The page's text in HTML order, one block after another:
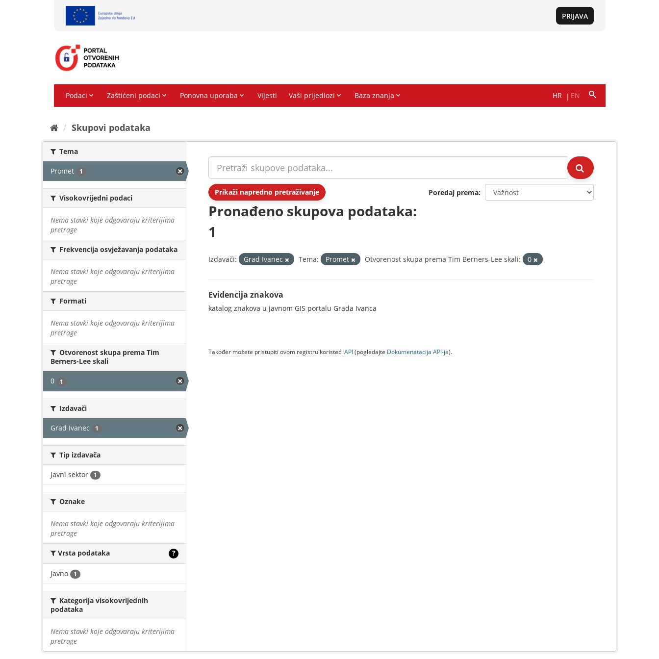
Skupovi podаtаkа
Tema
Promet 1
Visokovrijedni podaci
Nema stavki koje odgovaraju kriterijima
pretrage
Frekvencija osvježavanja podataka
Nema stavki koje odgovaraju kriterijima
pretrage
Formati
Nema stavki koje odgovaraju kriterijima
pretrage
Otvorenost skupa prema Tim
Berners-Lee skali
0 1
Izdavači
Grad Ivanec 1
Tip izdavača
Javni sektor 1
Oznake
Nema stavki koje odgovaraju kriterijima
pretrage
Vrsta podataka ?
Javno 1
Kategorija visokovrijednih
podataka
Nema stavki koje odgovaraju kriterijima
pretrage
Prikaži napredno pretraživanje Poredaj prema
Pronađeno skupova podataka:
1
Izdavači: Grad Ivanec Tema: Promet Otvorenost skupa prema Tim Berners-Lee skali: 0
Evidencija znakova
katalog znakova u javnom GIS portalu Grada Ivanca
Također možete pristupiti ovom registru koristeći API(pogledajte Dokumenаtаcijа API-jа).